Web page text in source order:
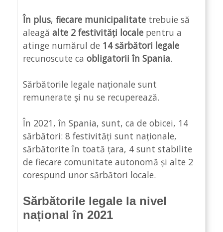
În plus, fiecare municipalitate trebuie să
aleagă alte 2 festivități locale pentru a
atinge numărul de 14 sărbători legale
recunoscute ca obligatorii în Spania.
Sărbătorile legale naționale sunt
remunerate și nu se recuperează.
În 2021, în Spania, sunt, ca de obicei, 14
sărbători: 8 festivități sunt naționale,
sărbătorite în toată țara, 4 sunt stabilite
de fiecare comunitate autonomă și alte 2
corespund unor sărbători locale.
Sărbătorile legale la nivel
național în 2021